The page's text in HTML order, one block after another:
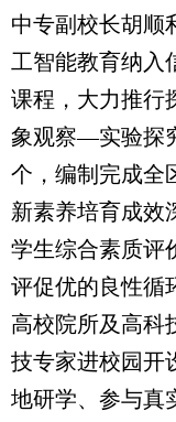
中专副校长胡顺
工智能教育纳入
课程，大力推行
象观察—实验探
个，编制完成全
新素养培育成效
学生综合素质评
评促优的良性循
高校院所及高科
技专家进校园开
地研学、参与真